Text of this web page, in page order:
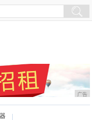
广告